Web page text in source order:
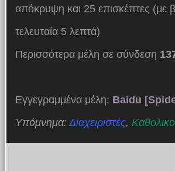
απόκρυψη και 25 επισκέπτες (με
τελευταία 5 λεπτά)
Περισσότερα μέλη σε σύνδεση
Εγγεγραμμένα μέλη: Baidu
Υπόμνημα:Διαχειριστές,